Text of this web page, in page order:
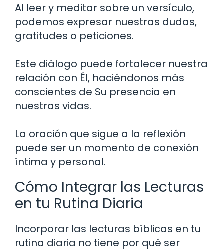
Al leer y meditar sobre un versículo,
podemos expresar nuestras dudas,
gratitudes o peticiones.
Este diálogo puede fortalecer nuestra
relación con Él, haciéndonos más
conscientes de Su presencia en
nuestras vidas.
La oración que sigue a la reflexión
puede ser un momento de conexión
íntima y personal.
Cómo Integrar las Lecturas
en tu Rutina Diaria
Incorporar las lecturas bíblicas en tu
rutina diaria no tiene por qué ser